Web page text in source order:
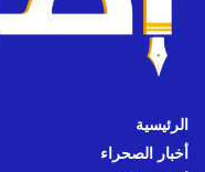
الرئيسية
أخبار الصحراء